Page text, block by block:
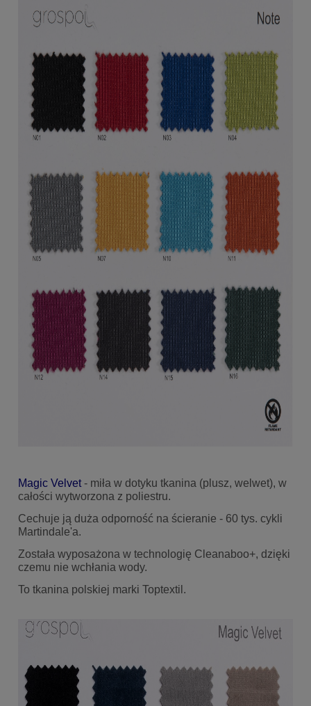
Magic Velvet- miła w dotyku tkanina (plusz, welwet), w
całości wytworzona z poliestru.
Cechuje ją duża odporność na ścieranie - 60 tys. cykli
Martindale'a.
Została wyposażona w technologię Cleanaboo+, dzięki
czemu nie wchłania wody.
To tkanina polskiej marki Toptextil.